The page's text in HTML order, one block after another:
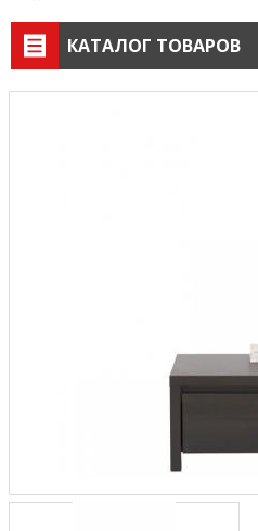
КАТАЛОГ ТОВАРОВ